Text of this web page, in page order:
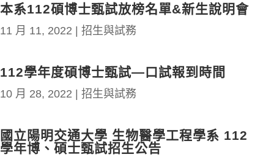
本系112碩博士甄試放榜名單&新生說明會
11 月 11, 2022 招生與試務
112學年度碩博士甄試—口試報到時間
10 月 28, 2022 招生與試務
國立陽明交通大學 生物醫學工程學系 112
學年博、碩士甄試招生公告